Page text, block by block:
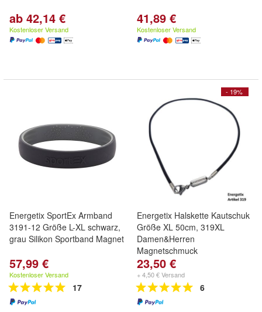
ab 42,14 €
Kostenloser Versand
41,89 €
Kostenloser Versand
Energetix SportEx Armband
3191-12 Größe L-XL schwarz,
grau Silikon Sportband Magnet
57,99 €
Kostenloser Versand
17
- 19%
Energetix Halskette Kautschuk
Größe XL 50cm, 319XL
Damen&Herren
Magnetschmuck
23,50 €
+ 4,50 € Versand
6